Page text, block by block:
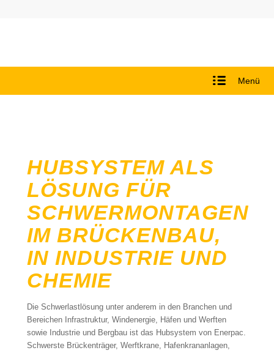
Menü
HUBSYSTEM ALS
LÖSUNG FÜR
SCHWERMONTAGEN
IM BRÜCKENBAU,
IN INDUSTRIE UND
CHEMIE
Die Schwerlastlösung unter anderem in den Branchen und
Bereichen Infrastruktur, Windenergie, Häfen und Werften
sowie Industrie und Bergbau ist das Hubsystem von Enerpac.
Schwerste Brückenträger, Werftkrane, Hafenkrananlagen,